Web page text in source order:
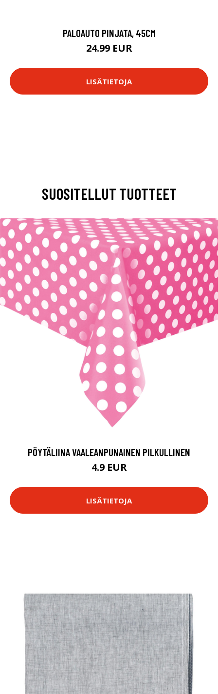
PALOAUTO PINJATA, 45CM
24.99 EUR
LISÄTIETOJA
SUOSITELLUT TUOTTEET
PÖYTÄLIINA VAALEANPUNAINEN PILKULLINEN
4.9 EUR
LISÄTIETOJA